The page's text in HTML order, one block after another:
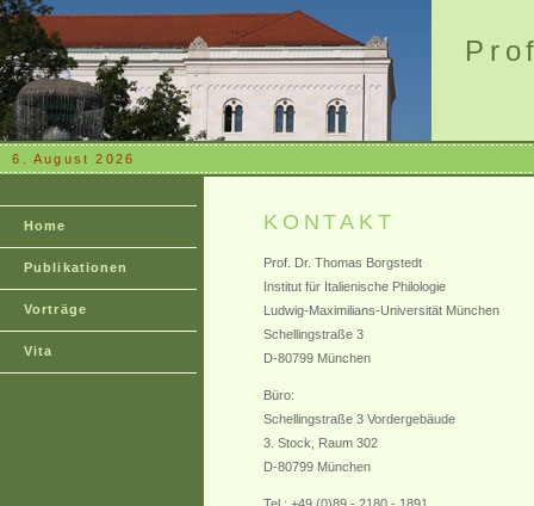
6. August 2026
Home
Publikationen
Vorträge
Vita
KONTAKT
Prof. Dr. Thomas Borgstedt
Institut für Italienische Philologie
Ludwig-Maximilians-Universität München
Schellingstraße 3
D-80799 München
Büro:
Schellingstraße 3 Vordergebäude
3. Stock, Raum 302
D-80799 München